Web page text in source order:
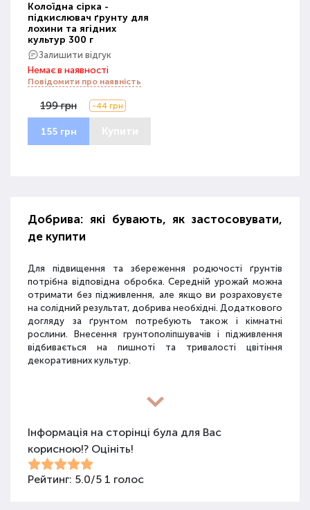
Колоїдна сірка -
підкислювач ґрунту для
лохини та ягідних
культур 300 г
Залишити відгук
Немає в наявності
Повідомити про наявність
199 грн -44 грн
155 грн Купити
Добрива: які бувають, як застосовувати,
де купити
Для підвищення та збереження родючості ґрунтів
потрібна відповідна обробка. Середній урожай можна
отримати без підживлення, але якщо ви розраховуєте
на солідний результат, добрива необхідні. Додаткового
догляду за ґрунтом потребують також і кімнатні
рослини. Внесення грунтополіпшувачів і підживлення
відбивається на пишноті та тривалості цвітіння
декоративних культур.
Різновиди засобів для покращення
Для покращення поживних якостей ґрунту
використовуються різні види засобів: мінеральні
добрива, органічні суміші, засоби змішаного типу,
Інформація на сторінці була для Вас
корисною!? Оцініть!
Рейтинг: 5.0/5 1 голос